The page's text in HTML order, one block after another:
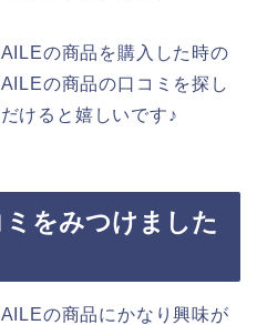
の商品を購入した時の
の商品の口コミを探し
けると嬉しいです♪
をみつけました
の商品にかなり興味が